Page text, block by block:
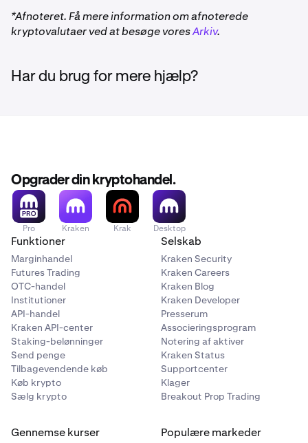
*Afnoteret. Få mere information om afnoterede
kryptovalutaer ved at besøge voresArkiv.
Har du brug for mere hjælp?
Opgrader din kryptohandel.
Pro Kraken Krak Desktop
Funktioner
Marginhandel
Futures Trading
OTC-handel
Institutioner
API-handel
Kraken API-center
Staking-belønninger
Send penge
Tilbagevendende køb
Køb krypto
Sælg krypto
Selskab
Kraken Security
Kraken Careers
Kraken Blog
Kraken Developer
Presserum
Associeringsprogram
Notering af aktiver
Kraken Status
Supportcenter
Klager
Breakout Prop Trading
Gennemse kurser Populære markeder